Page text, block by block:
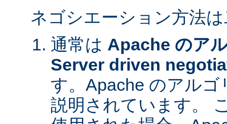
ネゴシエーション方法
通常は Apache のア
Server driven
す。Apache のアル
説明されています。